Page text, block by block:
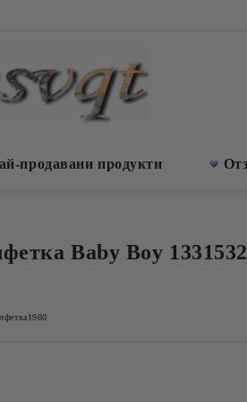
продавани продукти
Baby Boy 1331532